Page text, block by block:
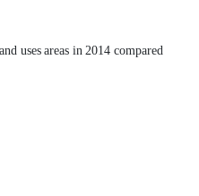
uses areas in 2014 compared